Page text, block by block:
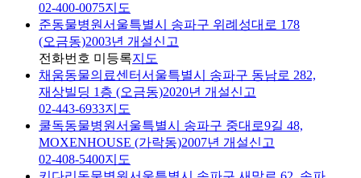
02-400-0075지도
준동물병원서울특별시 송파구 위례성대로 178
(오금동)2003년 개설신고
전화번호 미등록지도
채움동물의료센터서울특별시 송파구 동남로 282,
재상빌딩 1층 (오금동)2020년 개설신고
02-443-6933지도
쿨독동물병원서울특별시 송파구 중대로9길 48,
MOXENHOUSE (가락동)2007년 개설신고
02-408-5400지도